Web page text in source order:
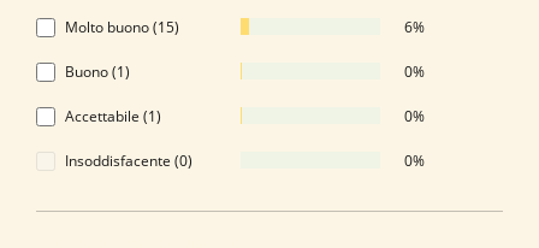
Molto buono (15) 6%
Buono (1) 0%
Accettabile (1) 0%
Insoddisfacente (0) 0%